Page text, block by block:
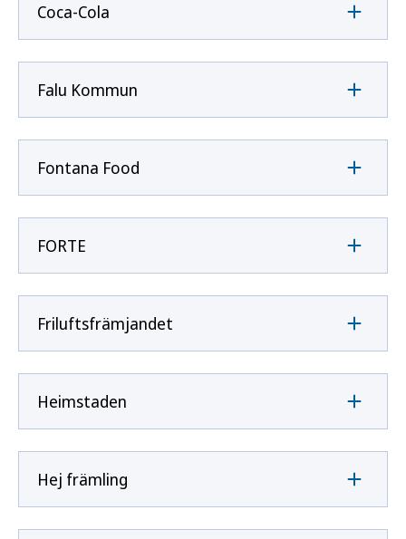
Coca-Cola
Falu Kommun
Fontana Food
FORTE
Friluftsfrämjandet
Heimstaden
Hej främling